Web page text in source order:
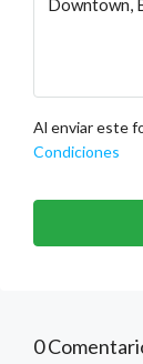
Al enviar este
Condiciones
0